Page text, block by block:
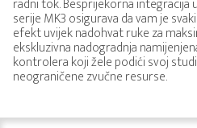
radni tok. Besprijekorna integracija
serije MK3 osigurava da vam je
efekt uvijek nadohvat ruke za
ekskluzivna nadogradnja
kontrolera koji žele podići svoj
neograničene zvučne resurse.